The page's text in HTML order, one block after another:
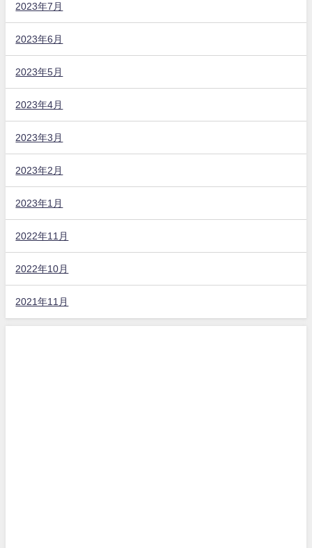
2023年7月
2023年6月
2023年5月
2023年4月
2023年3月
2023年2月
2023年1月
2022年11月
2022年10月
2021年11月